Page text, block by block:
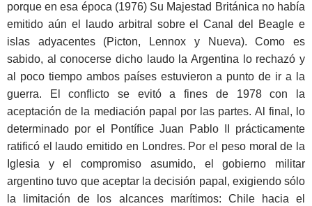
porque en esa época (1976) Su Majestad Británica no había
emitido aún el laudo arbitral sobre el Canal del Beagle e
islas adyacentes (Picton, Lennox y Nueva). Como es
sabido, al conocerse dicho laudo la Argentina lo rechazó y
al poco tiempo ambos países estuvieron a punto de ir a la
guerra. El conflicto se evitó a fines de 1978 con la
aceptación de la mediación papal por las partes. Al final, lo
determinado por el Pontífice Juan Pablo II prácticamente
ratificó el laudo emitido en Londres. Por el peso moral de la
Iglesia y el compromiso asumido, el gobierno militar
argentino tuvo que aceptar la decisión papal, exigiendo sólo
la limitación de los alcances marítimos: Chile hacia el